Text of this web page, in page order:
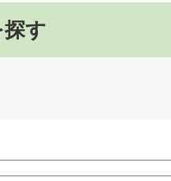
す